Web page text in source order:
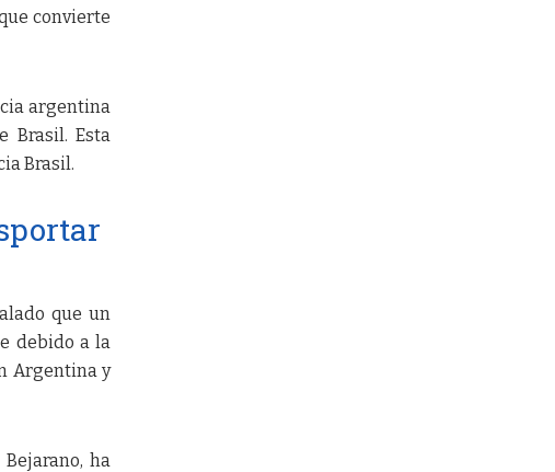
convierte
argentina
Brasil. Esta
Brasil.
que un
debido a la
Argentina y
ha